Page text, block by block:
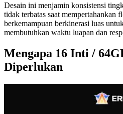
Desain ini menjamin konsistensi
tidak terbatas saat mempertahankan
berkemampuan berkinerasi luas
membutuhkan waktu luapan dan
Mengapa 16 Inti /
Diperlukan